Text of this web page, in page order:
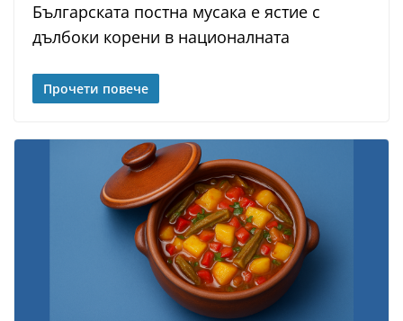
Българската постна мусака е ястие с
дълбоки корени в националната
Прочети повече